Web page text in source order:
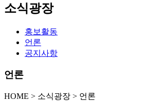
소식광장
홍보활동
언론
공지사항
언론
HOME > 소식광장 > 언론